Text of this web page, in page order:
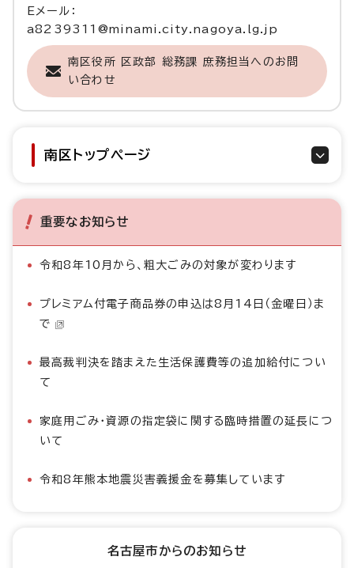
Eメール：
a8239311@minami.city.nagoya.lg.jp
南区役所 区政部 総務課 庶務担当へのお問
い合わせ
南区トップページ
重要なお知らせ
令和8年10月から、粗大ごみの対象が変わります
プレミアム付電子商品券の申込は8月14日（金曜日）ま
で
最高裁判決を踏まえた生活保護費等の追加給付につい
て
家庭用ごみ・資源の指定袋に関する臨時措置の延長につ
いて
令和8年熊本地震災害義援金を募集しています
名古屋市からのお知らせ